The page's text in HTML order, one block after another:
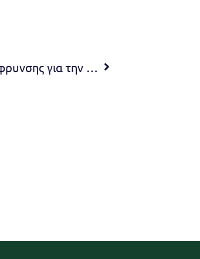
Δήμος Πεντέλης: Μέτρα οικονομικής ελάφρυνσης για την ανακούφιση γονέων και επιχειρήσεων